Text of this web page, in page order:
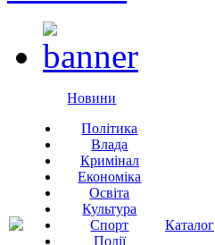
Новини
Політика
Влада
Кримінал
Економіка
Освіта
Культура
Спорт
Події
Каталог